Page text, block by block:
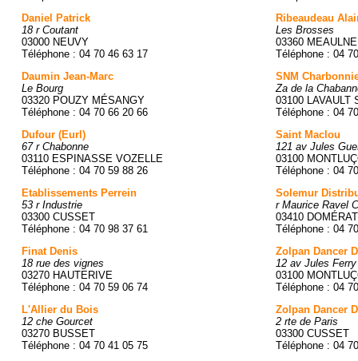
Daniel Patrick
18 r Coutant
03000 NEUVY
Téléphone : 04 70 46 63 17
Daumin Jean-Marc
Le Bourg
03320 POUZY MÉSANGY
Téléphone : 04 70 66 20 66
Dufour (Eurl)
67 r Chabonne
03110 ESPINASSE VOZELLE
Téléphone : 04 70 59 88 26
Etablissements Perrein
53 r Industrie
03300 CUSSET
Téléphone : 04 70 98 37 61
Finat Denis
18 rue des vignes
03270 HAUTERIVE
Téléphone : 04 70 59 06 74
L'Allier du Bois
12 che Gourcet
03270 BUSSET
Téléphone : 04 70 41 05 75
Ribeaudeau
Les Brosses
03360 MEAULNE
Téléphone : 04
SNM
Za de la
03100 LAVAULT
Téléphone : 04
Saint Maclou
121 av Jules
03100
Téléphone : 04
Solemur
r Maurice Ravel
03410 DOMÉRAT
Téléphone : 04
Zolpan Dancer
12 av Jules Ferry
03100
Téléphone : 04
Zolpan Dancer
2 rte de Paris
03300 CUSSET
Téléphone : 04